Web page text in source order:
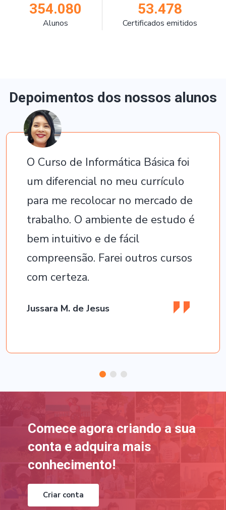
354.080
Alunos
53.478
Certificados emitidos
Depoimentos dos nossos alunos
O Curso de Informática Básica foi
um diferencial no meu currículo
para me recolocar no mercado de
trabalho. O ambiente de estudo é
bem intuitivo e de fácil
compreensão. Farei outros cursos
com certeza.
Jussara M. de Jesus
Comece agora criando a sua
conta e adquira mais
conhecimento!
Criar conta